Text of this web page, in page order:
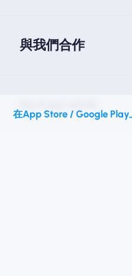
與我們合作
在App Store / Google